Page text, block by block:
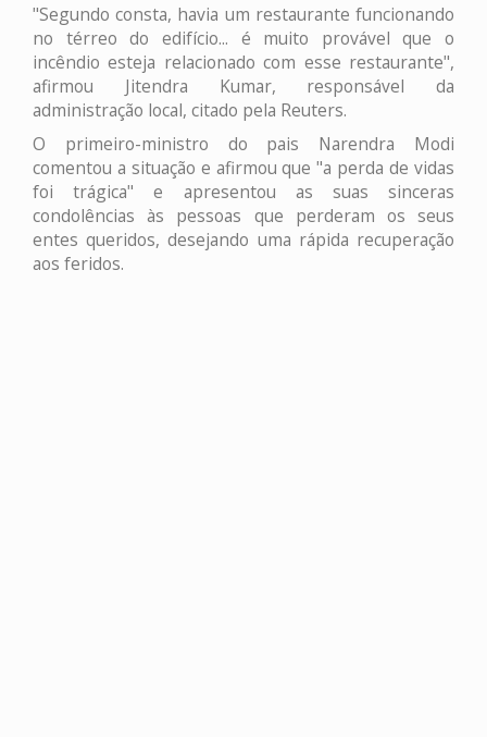
"Segundo consta, havia um restaurante funcionando
no térreo do edifício... é muito provável que o
incêndio esteja relacionado com esse restaurante",
afirmou Jitendra Kumar, responsável da
administração local, citado pela Reuters.
O primeiro-ministro do pais Narendra Modi
comentou a situação e afirmou que "a perda de vidas
foi trágica" e apresentou as suas sinceras
condolências às pessoas que perderam os seus
entes queridos, desejando uma rápida recuperação
aos feridos.